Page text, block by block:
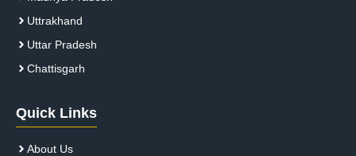
Uttrakhand
Uttar Pradesh
Chattisgarh
Quick Links
About Us